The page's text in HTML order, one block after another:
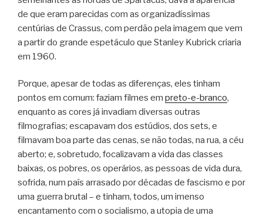
de que eram parecidas com as organizadíssimas
centúrias de Crassus, com perdão pela imagem que vem
a partir do grande espetáculo que Stanley Kubrick criaria
em 1960.
Porque, apesar de todas as diferenças, eles tinham
pontos em comum: faziam filmes em preto-e-branco,
enquanto as cores já invadiam diversas outras
filmografias; escapavam dos estúdios, dos sets, e
filmavam boa parte das cenas, se não todas, na rua, a céu
aberto; e, sobretudo, focalizavam a vida das classes
baixas, os pobres, os operários, as pessoas de vida dura,
sofrida, num país arrasado por décadas de fascismo e por
uma guerra brutal – e tinham, todos, um imenso
encantamento com o socialismo, a utopia de uma